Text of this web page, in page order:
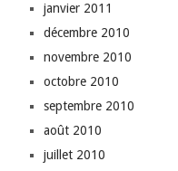
janvier 2011
décembre 2010
novembre 2010
octobre 2010
septembre 2010
août 2010
juillet 2010